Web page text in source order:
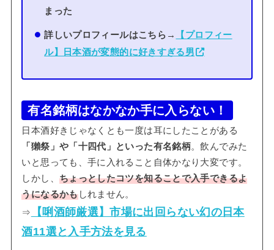
まった
詳しいプロフィールはこちら→
【プロフィー
ル】日本酒が変態的に好きすぎる男
有名銘柄はなかなか手に入らない！
日本酒好きじゃなくとも一度は耳にしたことがある
「獺祭」や「十四代」といった有名銘柄。飲んでみた
いと思っても、手に入れること自体かなり大変です。
しかし、 ちょっとしたコツを知ることで入手できるよ
うになるかもしれません。
⇒
【唎酒師厳選】市場に出回らない幻の日本
酒11選と入手方法を見る